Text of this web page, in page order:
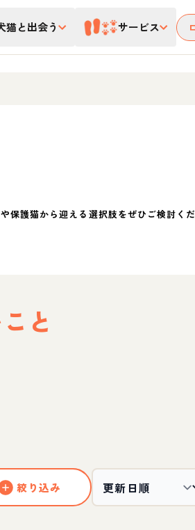
猫と出会う サービス
保護猫から迎える選択肢をぜひご検討くだ
と
絞り込み